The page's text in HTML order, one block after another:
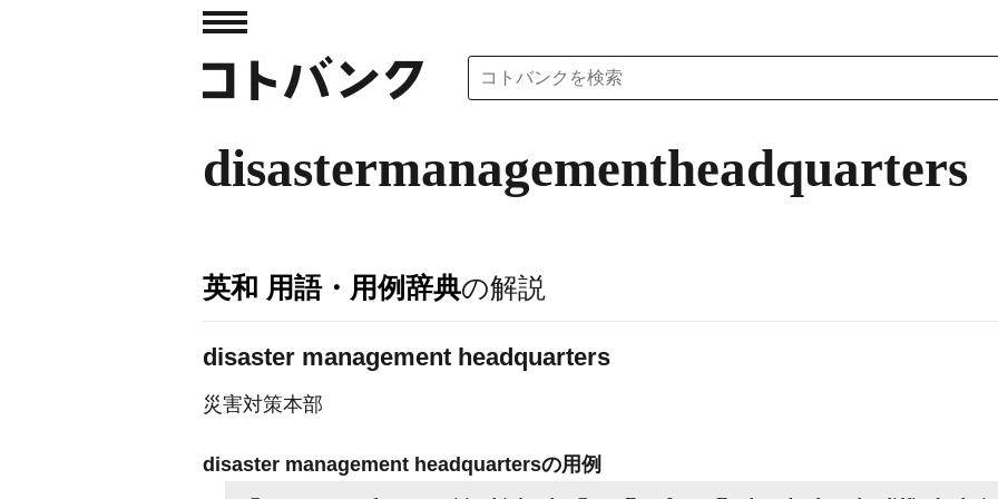
disastermanagementheadquarters
英和 用語・用例辞典の解説
disaster management headquarters
災害対策本部
disaster management headquartersの用例